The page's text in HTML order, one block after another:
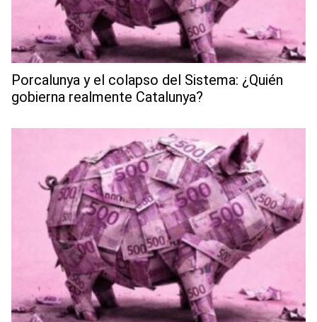
Porcalunya y el colapso del Sistema: ¿Quién
gobierna realmente Catalunya?